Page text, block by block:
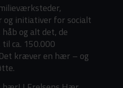
initiativer for socialt
og alt det, de
ca. 150.000
kræver en hær – og